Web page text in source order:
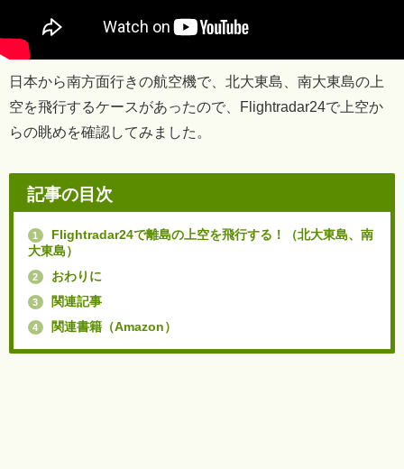
日本から南方面行きの航空機で、北大東島、南大東島の上
空を飛行するケースがあったので、Flightradar24で上空か
らの眺めを確認してみました。
記事の目次
1
Flightradar24で離島の上空を飛行する！（北大東島、南
大東島）
2 おわりに
3 関連記事
4 関連書籍（Amazon）